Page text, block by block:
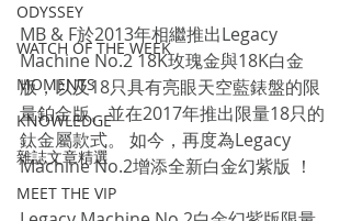
ODYSSEY
WATCH OF THE WEEK
MOMENTS
KNOWLEDGE
雜誌文章精選
MEET THE VIP
MB & F於2013年相繼推出Legacy
Machine No.2 18K玫瑰金與18K白金
版，以及18只具有亮眼天空藍錶盤的限
量鉑金版。並在2017年推出限量18只的
鈦金屬款式。 如今，再度為Legacy
Machine No.2增添全新白金幻紫版 ！